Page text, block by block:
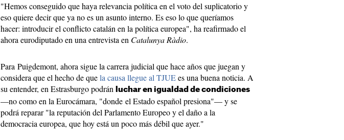
"Hemos conseguido que haya relevancia política en el voto del suplicatorio y
eso quiere decir que ya no es un asunto interno. Es eso lo que queríamos
hacer: introducir el conflicto catalán en la política europea", ha reafirmado el
ahora eurodiputado en una entrevista en Catalunya Ràdio.
Para Puigdemont, ahora sigue la carrera judicial que hace años que juegan y
considera que el hecho de quela causa llegue al TJUEes una buena noticia. A
su entender, en Estrasburgo podrán
luchar en igualdad de condiciones
—no como en la Eurocámara, "donde el Estado español presiona"— y se
podrá reparar "la reputación del Parlamento Europeo y el daño a la
democracia europea, que hoy está un poco más débil que ayer."